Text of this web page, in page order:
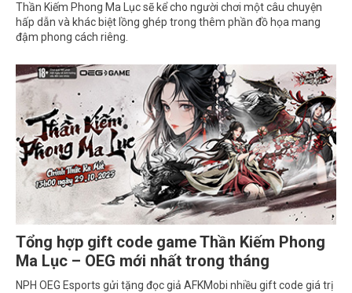
Thần Kiếm Phong Ma Lục sẽ kể cho người chơi một câu chuyện
hấp dẫn và khác biệt lồng ghép trong thêm phần đồ họa mang
đậm phong cách riêng.
Tổng hợp gift code game Thần Kiếm Phong
Ma Lục – OEG mới nhất trong tháng
NPH OEG Esports gửi tặng đọc giả AFKMobi nhiều gift code giá trị